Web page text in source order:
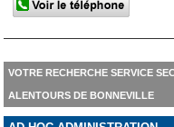
VOTRE RECHERCHE SERVICE
ALENTOURS DE BONNEVILLE